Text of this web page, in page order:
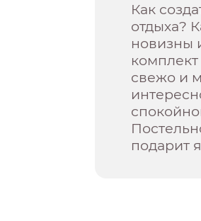
Как
отдыха?
новизны
свежо и
подарит